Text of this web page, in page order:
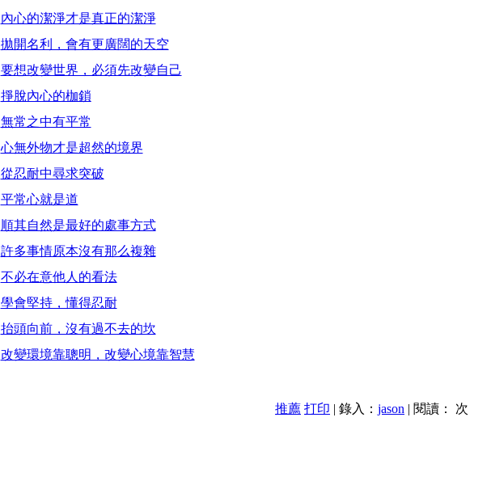
內心的潔淨才是真正的潔淨
拋開名利，會有更廣闊的天空
要想改變世界，必須先改變自己
掙脫內心的枷鎖
無常之中有平常
心無外物才是超然的境界
從忍耐中尋求突破
平常心就是道
順其自然是最好的處事方式
許多事情原本沒有那么複雜
不必在意他人的看法
學會堅持，懂得忍耐
抬頭向前，沒有過不去的坎
改變環境靠聰明，改變心境靠智慧
推薦 打印 | 錄入： jason | 閱讀：
次